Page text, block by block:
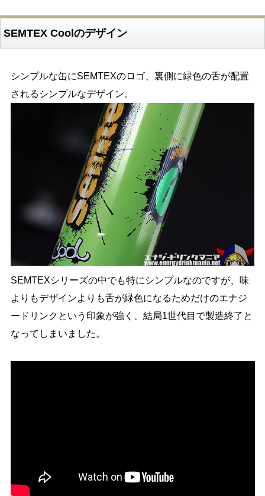
SEMTEX Coolのデザイン
シンプルな缶にSEMTEXのロゴ、裏側に緑色の舌が配置
されるシンプルなデザイン。
SEMTEXシリーズの中でも特にシンプルなのですが、味
よりもデザインよりも舌が緑色になるためだけのエナジ
ードリンクという印象が強く、結局1世代目で製造終了と
なってしまいました。